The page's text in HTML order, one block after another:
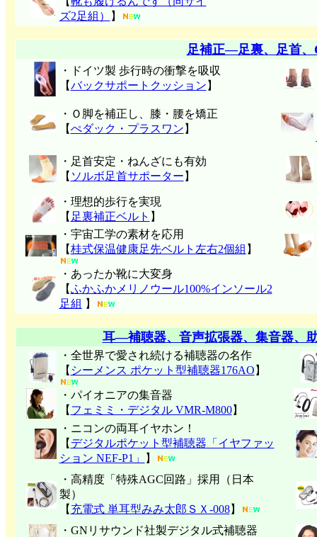
ズ2足組）
】
足補正―足裏、足首
・ドイツ製 歩行時の衝撃を吸収
【バックサポートクッション 】
・Ｏ脚を補正し、膝・腰を矯正
【ぺダック・プラスワン 】
・足首安定・ねんざにも有効
【 ソルボ足首サポーター 】
・理想的歩行を実現
【 足裏補正ベルト 】
・宇宙工学の素材を応用
【桂式保温健康足先ベルト左右2個組 】
・あったか靴に大変身
【ふかふかメリノウール100%インソール2
足組 】
耳―補聴器、音声拡張器、集音器、
・全世界で愛され続ける補聴器の名作
【 シーメンス ポケット型補聴器176AO 】
・パイオニアの集音器
【 フェミミ・デジタル VMR-M800】
・ニコンの両耳イヤホン！
【 デジタルポケット型補聴器「イヤファッ
ション NEF-P1」
】
・高精度「特殊AGC回路」採用（日本
製）
【 充電式 単耳型みみ太郎ＳＸ-008】
・GNリサウンド社製デジタル式補聴器